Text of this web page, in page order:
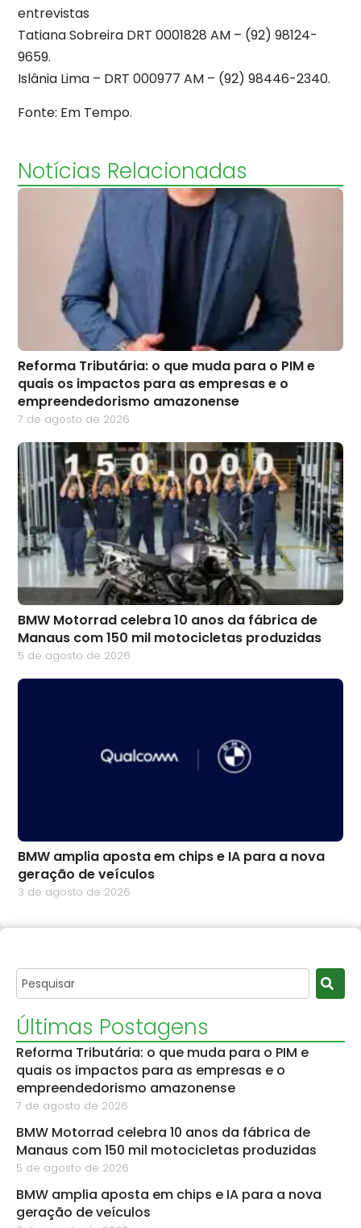
entrevistas
Tatiana Sobreira DRT 0001828 AM – (92) 98124-
9659.
Islânia Lima – DRT 000977 AM – (92) 98446-2340.
Fonte: Em Tempo.
Notícias Relacionadas
Reforma Tributária: o que muda para o PIM e
quais os impactos para as empresas e o
empreendedorismo amazonense
7 de agosto de 2026
BMW Motorrad celebra 10 anos da fábrica de
Manaus com 150 mil motocicletas produzidas
5 de agosto de 2026
BMW amplia aposta em chips e IA para a nova
geração de veículos
3 de agosto de 2026
Últimas Postagens
Reforma Tributária: o que muda para o PIM e
quais os impactos para as empresas e o
empreendedorismo amazonense
7 de agosto de 2026
BMW Motorrad celebra 10 anos da fábrica de
Manaus com 150 mil motocicletas produzidas
5 de agosto de 2026
BMW amplia aposta em chips e IA para a nova
geração de veículos